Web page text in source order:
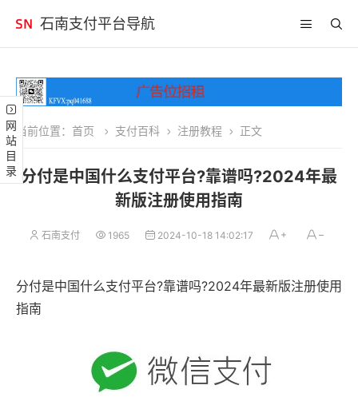
石南支付平台导航
网站目录 当前位置： 首页 支付百科 注册教程 正文
分付是中国什么支付平台?靠谱吗?2024年最
新版注册使用指南
石南支付 1965 2024-10-18 14:02:17
分付是中国什么支付平台?靠谱吗?2024年最新版注册使用
指南